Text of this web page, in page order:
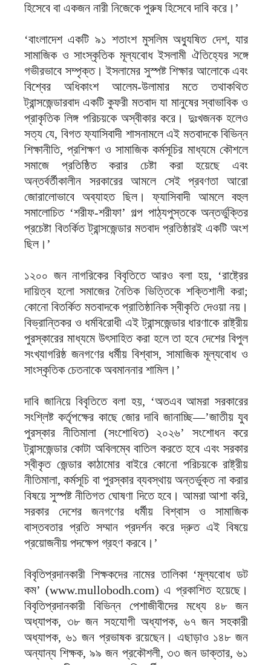
হিসেবে বা একজন নারী নিজেকে পুরুষ হিসেবে দাবি করে।’
‘বাংলাদেশ একটি ৯১ শতাংশ মুসলিম অধ্যুষিত দেশ, যার
সামাজিক ও সাংস্কৃতিক মূল্যবোধ ইসলামী ঐতিহ্যের সঙ্গে
গভীরভাবে সম্পৃক্ত। ইসলামের সুস্পষ্ট শিক্ষার আলোকে এবং
বিশ্বের অধিকাংশ আলেম-উলামার মতে তথাকথিত
ট্রান্সজেন্ডারবাদ একটি কুফরী মতবাদ যা মানুষের স্বাভাবিক ও
প্রাকৃতিক লিঙ্গ পরিচয়কে অস্বীকার করে। দুঃখজনক হলেও
সত্য যে, বিগত ফ্যাসিবাদী শাসনামলে এই মতবাদকে বিভিন্ন
শিক্ষানীতি, প্রশিক্ষণ ও সামাজিক কর্মসূচির মাধ্যমে কৌশলে
সমাজে প্রতিষ্ঠিত করার চেষ্টা করা হয়েছে এবং
অন্তর্বর্তীকালীন সরকারের আমলে সেই প্রবণতা আরো
জোরালোভাবে অব্যাহত ছিল। ফ্যাসিবাদী আমলে বহুল
সমালোচিত ‘শরীফ-শরীফা’ গল্প পাঠ্যপুস্তকে অন্তর্ভুক্তির
প্রচেষ্টা বিতর্কিত ট্রান্সজেন্ডার মতবাদ প্রতিষ্ঠারই একটি অংশ
ছিল।’
১২০০ জন নাগরিকের বিবৃতিতে আরও বলা হয়, ‘রাষ্ট্রের
দায়িত্ব হলো সমাজের নৈতিক ভিত্তিকে শক্তিশালী করা;
কোনো বিতর্কিত মতবাদকে প্রাতিষ্ঠানিক স্বীকৃতি দেওয়া নয়।
বিভ্রান্তিকর ও ধর্মবিরোধী এই ট্রান্সজেন্ডার ধারণাকে রাষ্ট্রীয়
পুরস্কারের মাধ্যমে উৎসাহিত করা হলে তা হবে দেশের বিপুল
সংখ্যাগরিষ্ঠ জনগণের ধর্মীয় বিশ্বাস, সামাজিক মূল্যবোধ ও
সাংস্কৃতিক চেতনাকে অবমাননার শামিল।’
দাবি জানিয়ে বিবৃতিতে বলা হয়, ‘অতএব আমরা সরকারের
সংশ্লিষ্ট কর্তৃপক্ষের কাছে জোর দাবি জানাচ্ছি—’জাতীয় যুব
পুরস্কার নীতিমালা (সংশোধিত) ২০২৬’ সংশোধন করে
ট্রান্সজেন্ডার কোটা অবিলম্বে বাতিল করতে হবে এবং সরকার
স্বীকৃত জেন্ডার কাঠামোর বাইরে কোনো পরিচয়কে রাষ্ট্রীয়
নীতিমালা, কর্মসূচি বা পুরস্কার ব্যবস্থায় অন্তর্ভুক্ত না করার
বিষয়ে সুস্পষ্ট নীতিগত ঘোষণা দিতে হবে। আমরা আশা করি,
সরকার দেশের জনগণের ধর্মীয় বিশ্বাস ও সামাজিক
বাস্তবতার প্রতি সম্মান প্রদর্শন করে দ্রুত এই বিষয়ে
প্রয়োজনীয় পদক্ষেপ গ্রহণ করবে।’
বিবৃতিপ্রদানকারী শিক্ষকদের নামের তালিকা ‘মূল্যবোধ ডট
কম’ (www.mullobodh.com) এ প্রকাশিত হয়েছে।
বিবৃতিপ্রদানকারী বিভিন্ন পেশাজীবীদের মধ্যে ৪৮ জন
অধ্যাপক, ৩৮ জন সহযোগী অধ্যাপক, ৬৭ জন সহকারী
অধ্যাপক, ৬১ জন প্রভাষক রয়েছেন। এছাড়াও ১৪৮ জন
অন্যান্য শিক্ষক, ৯৯ জন প্রকৌশলী, ৩৩ জন ডাক্তার, ৬১